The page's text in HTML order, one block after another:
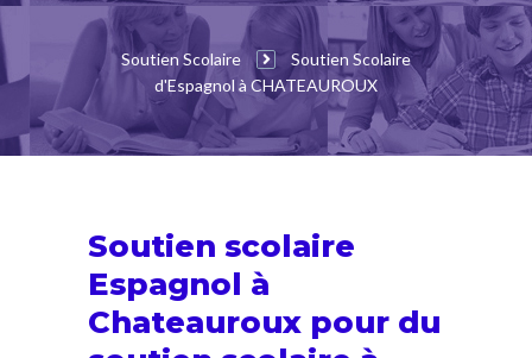
Soutien Scolaire
Soutien Scolaire
d'Espagnol à CHATEAUROUX
Soutien scolaire
Espagnol à
Chateauroux pour du